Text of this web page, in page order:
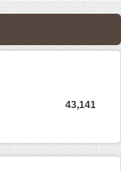
43,141